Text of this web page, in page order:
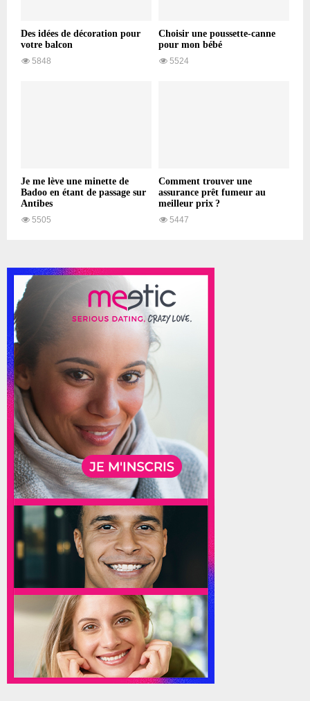
Des idées de décoration pour
votre balcon
5848
Choisir une poussette-canne
pour mon bébé
5524
Je me lève une minette de
Badoo en étant de passage sur
Antibes
5505
Comment trouver une
assurance prêt fumeur au
meilleur prix ?
5447